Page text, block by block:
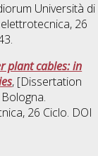
Università di
, 26
plant cables: in
, [Dissertation
, 26 Ciclo. DOI